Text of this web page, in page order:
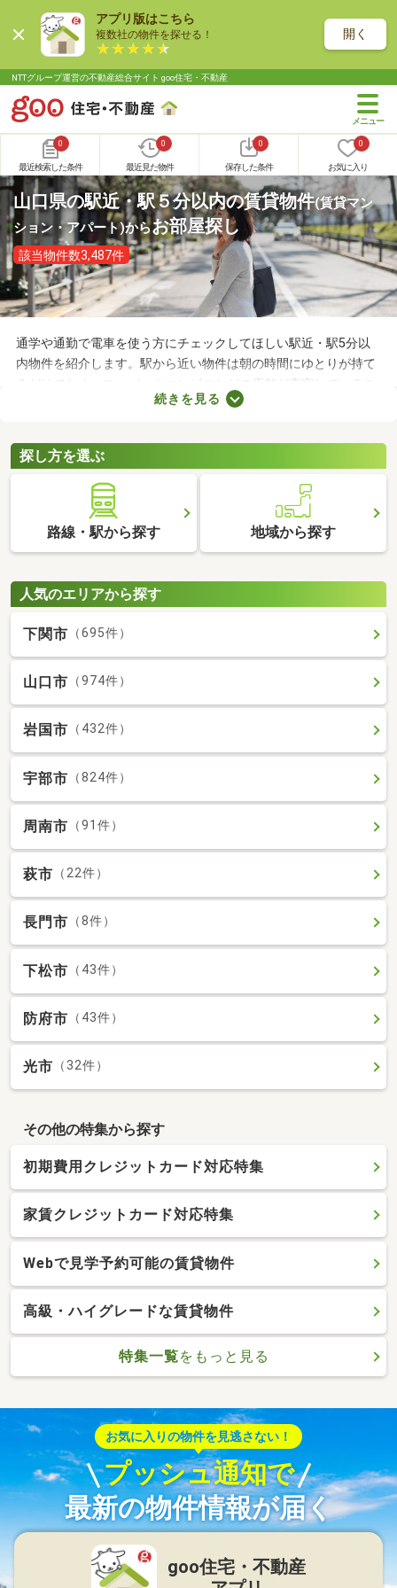
アプリ版はこちら
複数社の物件を探せる！ 開く
NTTグループ運営の不動産総合サイト goo住宅・不動産
0
最近検索した条件
0
最近見た物件
0
保存した条件
0
お気に入り
山口県の駅近・駅５分以内の賃貸物件(賃貸マン
ション・アパート)からお部屋探し
該当物件数3,487件
通学や通勤で電車を使う方にチェックしてほしい駅近・駅5分以
内物件を紹介します。駅から近い物件は朝の時間にゆとりが持て
るだけでなく、スーパーやコンビニなどの店舗が充実しているこ
とも魅力。物件数も多いので、間取りや家賃などから自由に選べ
ょう。
続きを見る
探し方を選ぶ
路線・駅から探す 地域から探す
人気のエリアから探す
下関市 （695件）
山口市 （974件）
岩国市 （432件）
宇部市 （824件）
周南市 （91件）
萩市 （22件）
長門市 （8件）
下松市 （43件）
防府市 （43件）
光市 （32件）
その他の特集から探す
初期費用クレジットカード対応特集
家賃クレジットカード対応特集
Webで見学予約可能の賃貸物件
高級・ハイグレードな賃貸物件
特集一覧をもっと見る
お気に入りの物件を見逃さない！
プッシュ通知で
最新の物件情報が届く
goo住宅・不動産